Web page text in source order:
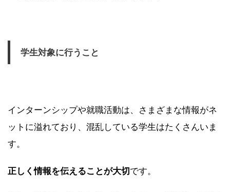
学生対象に行うこと
インターンシップや就職活動は、さまざまな情報がネ
ットに溢れており、混乱している学生はたくさんいま
す。
正しく情報を伝えることが大切です。